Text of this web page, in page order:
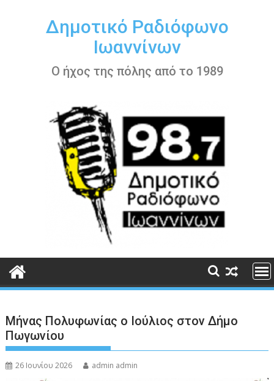
περιεχόμενοΔημοτικό Ραδιόφωνο
Ιωαννίνων
Ο ήχος της πόλης από το 1989
Μήνας Πολυφωνίας ο Ιούλιος στον Δήμο
Πωγωνίου
26 Ιουνίου 2026 admin admin